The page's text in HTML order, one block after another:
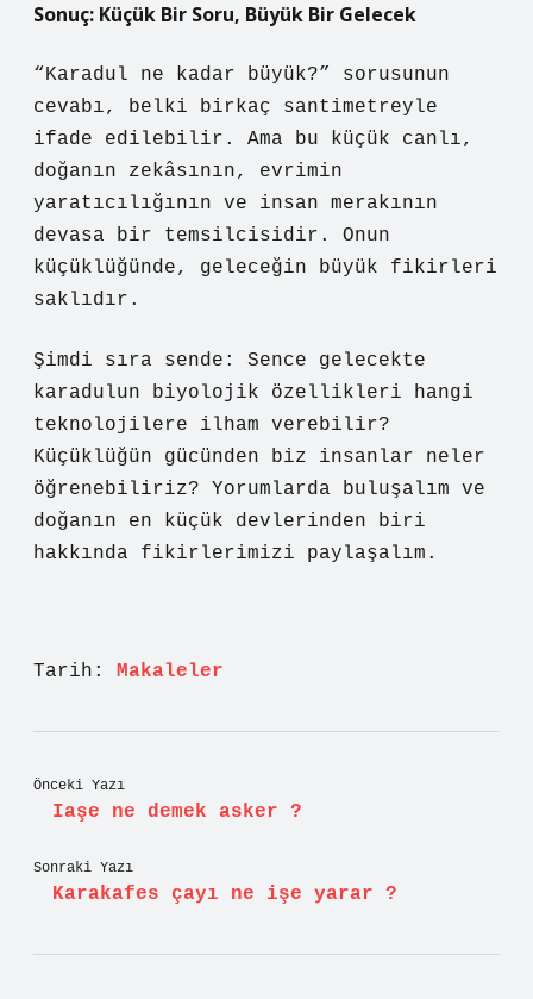
Sonuç: Küçük Bir Soru, Büyük Bir Gelecek
“Karadul ne kadar büyük?” sorusunun
cevabı, belki birkaç santimetreyle
ifade edilebilir. Ama bu küçük canlı,
doğanın zekâsının, evrimin
yaratıcılığının ve insan merakının
devasa bir temsilcisidir. Onun
küçüklüğünde, geleceğin büyük fikirleri
saklıdır.
Şimdi sıra sende: Sence gelecekte
karadulun biyolojik özellikleri hangi
teknolojilere ilham verebilir?
Küçüklüğün gücünden biz insanlar neler
öğrenebiliriz? Yorumlarda buluşalım ve
doğanın en küçük devlerinden biri
hakkında fikirlerimizi paylaşalım.
Tarih: Makaleler
Önceki Yazı
Iaşe ne demek asker ?
Sonraki Yazı
Karakafes çayı ne işe yarar ?